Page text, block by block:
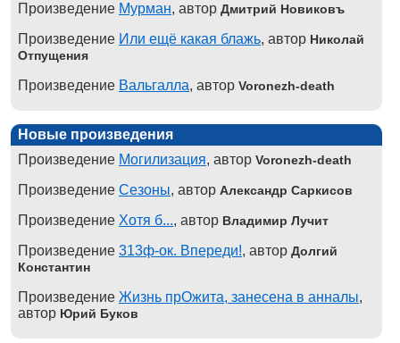
Произведение Мурман, автор Дмитрий Новиковъ
Произведение Или ещё какая блажь, автор Николай
Отпущения
Произведение Вальгалла, автор Voronezh-death
Новые произведения
Произведение Могилизация, автор Voronezh-death
Произведение Сезоны, автор Александр Саркисов
Произведение Хотя б..., автор Владимир Лучит
Произведение 313ф-ок. Впереди!, автор Долгий
Константин
Произведение Жизнь прОжита, занесена в анналы,
автор Юрий Буков